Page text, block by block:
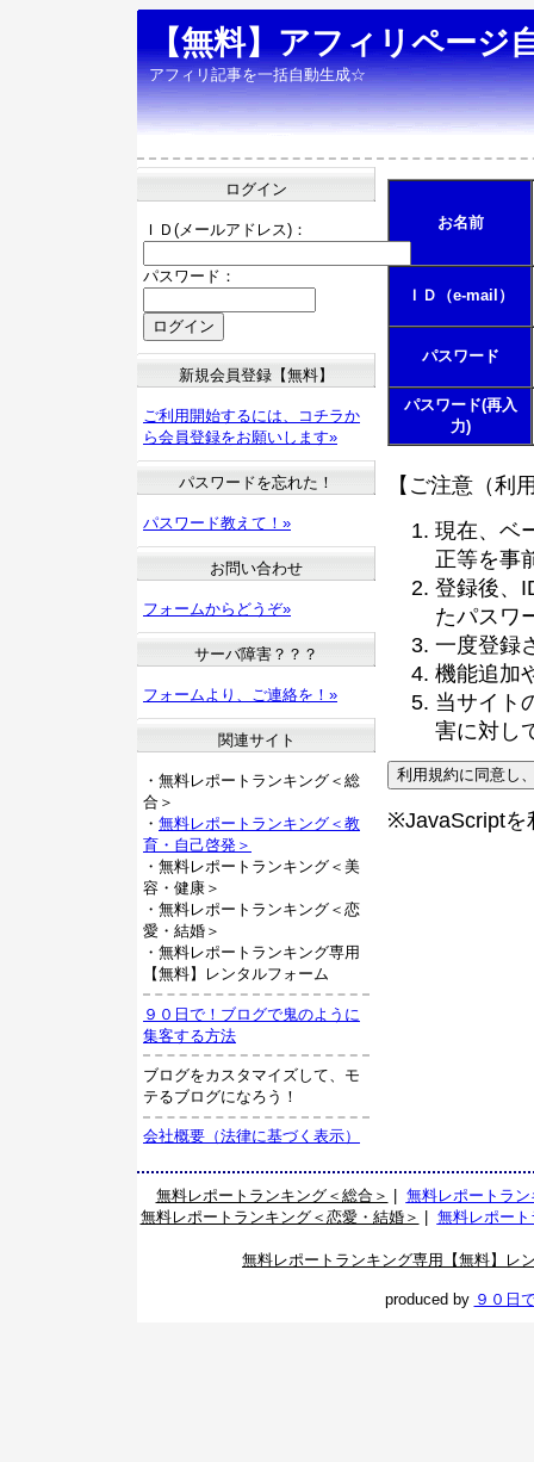
【無料】アフィリページ
アフィリ記事を一括自動生成☆
お名前
ＩＤ（e-mail）
パスワード
パスワード(再入
力)
【ご注意（利
現在、ベ
正等を事
登録後、
たパスワ
一度登録
機能追加
当サイト
害に対し
※JavaScriptを
ログイン
ＩＤ(メールアドレス)：
パスワード：
新規会員登録【無料】
ご利用開始するには、コチラか
ら会員登録をお願いします»
パスワードを忘れた！
パスワード教えて！»
お問い合わせ
フォームからどうぞ»
サーバ障害？？？
フォームより、ご連絡を！»
関連サイト
・無料レポートランキング＜総
合＞
・ 無料レポートランキング＜教
育・自己啓発＞
・無料レポートランキング＜美
容・健康＞
・無料レポートランキング＜恋
愛・結婚＞
・無料レポートランキング専用
【無料】レンタルフォーム
９０日で！ブログで鬼のように
集客する方法
ブログをカスタマイズして、モ
テるブログになろう！
会社概要（法律に基づく表示）
無料レポートランキング＜総合＞
無料レポートラ
無料レポートランキング＜恋愛・結婚＞
無料レポー
無料レポートランキング専用【無料】レ
produced by ９０日